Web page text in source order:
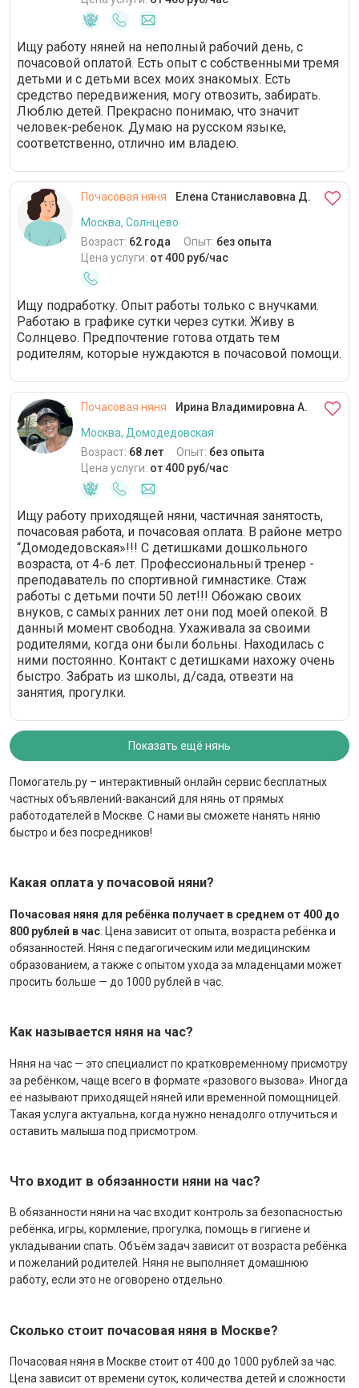
Ищу работу няней на неполный рабочий день, с
почасовой оплатой. Есть опыт с собственными тремя
детьми и с детьми всех моих знакомых. Есть
средство передвижения, могу отвозить, забирать.
Люблю детей. Прекрасно понимаю, что значит
человек-ребенок. Думаю на русском языке,
соответственно, отлично им владею.
Почасовая няня
Елена Станиславовна Д.
Москва, Солнцево
Возраст: 62 года Опыт: без опыта
Цена услуги: от 400 руб/час
Ищу подработку. Опыт работы только с внучками.
Работаю в графике сутки через сутки. Живу в
Солнцево. Предпочтение готова отдать тем
родителям, которые нуждаются в почасовой помощи.
Почасовая няня
Ирина Владимировна А.
Москва, Домодедовская
Возраст: 68 лет Опыт: без опыта
Цена услуги: от 400 руб/час
Ищу работу приходящей няни, частичная занятость,
почасовая работа, и почасовая оплата. В районе метро
“Домодедовская»!!! С детишками дошкольного
возраста, от 4-6 лет. Профессиональный тренер -
преподаватель по спортивной гимнастике. Стаж
работы с детьми почти 50 лет!!! Обожаю своих
внуков, с самых ранних лет они под моей опекой. В
данный момент свободна. Ухаживала за своими
родителями, когда они были больны. Находилась с
ними постоянно. Контакт с детишками нахожу очень
быстро. Забрать из школы, д/сада, отвезти на
занятия, прогулки.
Показать ещё нянь
Помогатель.ру – интерактивный онлайн сервис бесплатных
частных объявлений-вакансий для нянь от прямых
работодателей в Москве. С нами вы сможете нанять няню
быстро и без посредников!
Какая оплата у почасовой няни?
Почасовая няня для ребёнка получает в среднем от 400 до
800 рублей в час . Цена зависит от опыта, возраста ребёнка и
обязанностей. Няня с педагогическим или медицинским
образованием, а также с опытом ухода за младенцами может
просить больше — до 1000 рублей в час.
Как называется няня на час?
Няня на час — это специалист по кратковременному присмотру
за ребёнком, чаще всего в формате «разового вызова». Иногда
её называют приходящей няней или временной помощницей.
Такая услуга актуальна, когда нужно ненадолго отлучиться и
оставить малыша под присмотром.
Что входит в обязанности няни на час?
В обязанности няни на час входит контроль за безопасностью
ребёнка, игры, кормление, прогулка, помощь в гигиене и
укладывании спать. Объём задач зависит от возраста ребёнка
и пожеланий родителей. Няня не выполняет домашнюю
работу, если это не оговорено отдельно.
Сколько стоит почасовая няня в Москве?
Почасовая няня в Москве стоит от 400 до 1000 рублей за час.
Цена зависит от времени суток, количества детей и сложности